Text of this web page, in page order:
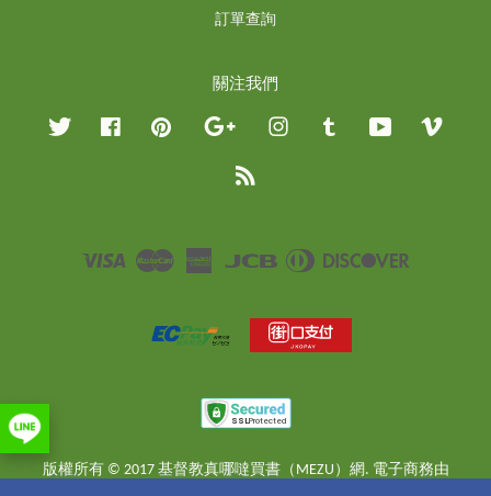
訂單查詢
關注我們
Twitter Facebook Pinterest Google InstagramTumblr YouTube
Visa Master
American
JCB
Diners
版權所有 © 2017 基督教真哪噠買書（MEZU）網. 電子商務由